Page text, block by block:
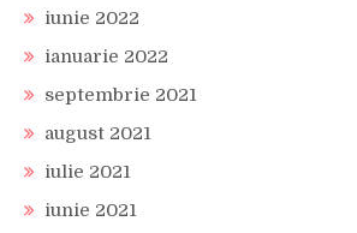
iunie 2022
ianuarie 2022
septembrie 2021
august 2021
iulie 2021
iunie 2021